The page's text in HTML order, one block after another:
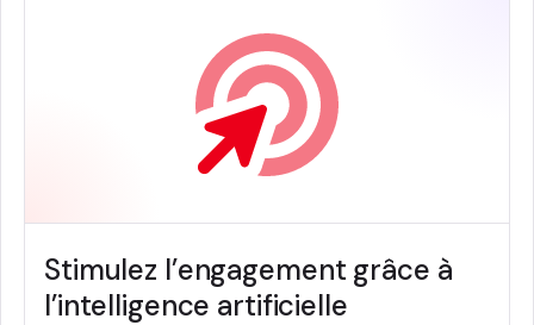
Stimulez l’engagement grâce à
l’intelligence artificielle